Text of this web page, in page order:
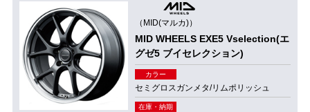
（MID(マルカ)）
MID WHEELS EXE5 Vselection(エ
グゼ5 ブイセレクション)
カラー
セミグロスガンメタ/リムポリッシュ
在庫・納期